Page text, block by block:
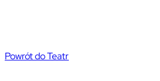
Powrót do Teatr